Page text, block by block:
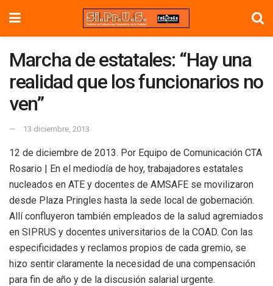
Marcha de estatales: “Hay una
realidad que los funcionarios no
ven”
13 diciembre, 2013
12 de diciembre de 2013. Por Equipo de Comunicación CTA
Rosario | En el mediodía de hoy, trabajadores estatales
nucleados en ATE y docentes de AMSAFE se movilizaron
desde Plaza Pringles hasta la sede local de gobernación.
Allí confluyeron también empleados de la salud agremiados
en SIPRUS y docentes universitarios de la COAD. Con las
especificidades y reclamos propios de cada gremio, se
hizo sentir claramente la necesidad de una compensación
para fin de año y de la discusión salarial urgente.